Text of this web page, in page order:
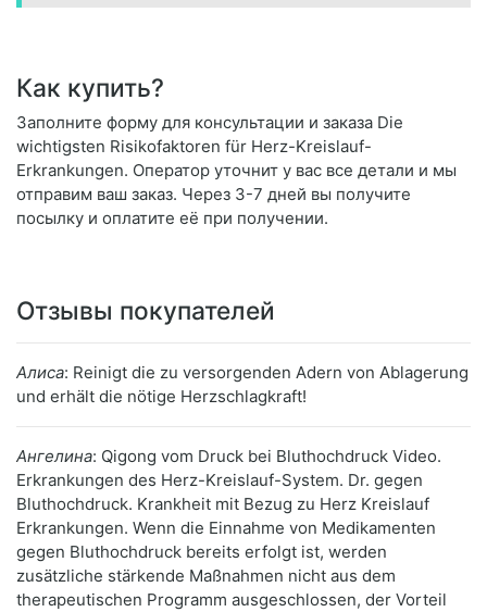
Как купить?
Заполните форму для консультации и заказа Die
wichtigsten Risikofaktoren für Herz-Kreislauf-
Erkrankungen. Оператор уточнит у вас все детали и мы
отправим ваш заказ. Через 3-7 дней вы получите
посылку и оплатите её при получении.
Отзывы покупателей
Алиса: Reinigt die zu versorgenden Adern von Ablagerung
und erhält die nötige Herzschlagkraft!
Ангелина: Qigong vom Druck bei Bluthochdruck Video.
Erkrankungen des Herz-Kreislauf-System. Dr. gegen
Bluthochdruck. Krankheit mit Bezug zu Herz Kreislauf
Erkrankungen. Wenn die Einnahme von Medikamenten
gegen Bluthochdruck bereits erfolgt ist, werden
zusätzliche stärkende Maßnahmen nicht aus dem
therapeutischen Programm ausgeschlossen, der Vorteil